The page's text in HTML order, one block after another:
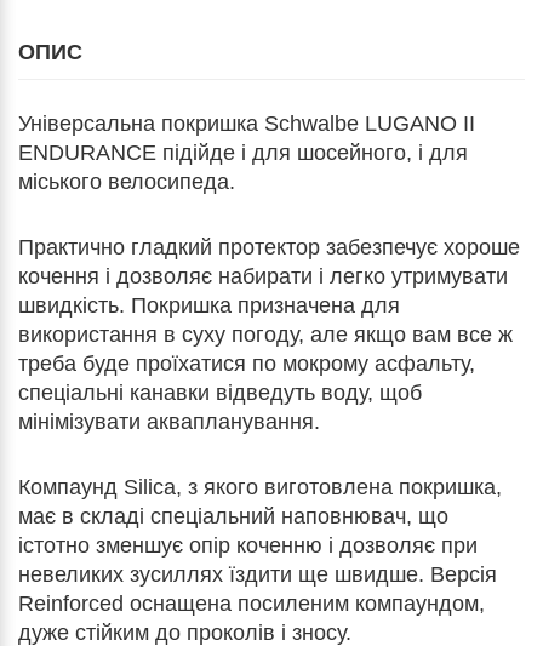
ОПИС
Універсальна покришка Schwalbe LUGANO II
ENDURANCE підійде і для шосейного, і для
міського велосипеда.
Практично гладкий протектор забезпечує хороше
кочення і дозволяє набирати і легко утримувати
швидкість. Покришка призначена для
використання в суху погоду, але якщо вам все ж
треба буде проїхатися по мокрому асфальту,
спеціальні канавки відведуть воду, щоб
мінімізувати аквапланування.
Компаунд Silica, з якого виготовлена покришка,
має в складі спеціальний наповнювач, що
істотно зменшує опір коченню і дозволяє при
невеликих зусиллях їздити ще швидше. Версія
Reinforced оснащена посиленим компаундом,
дуже стійким до проколів і зносу.